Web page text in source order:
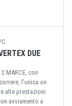
C
DUE
2 MARCE, con
l'unica on
alte prestazioni
avviamento a